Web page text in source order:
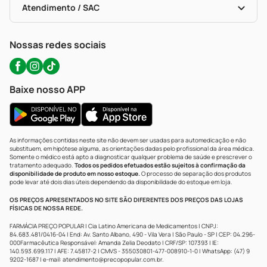
Políticas De Marketplace
Portal Da Privacidade
Atendimento / SAC
WhatsApp (47) 9202-1687
Nossas redes sociais
Baixe nosso APP
As informações contidas neste site não devem ser usadas para automedicação e não
substituem, em hipótese alguma, as orientações dadas pelo profissional da área médica.
Somente o médico está apto a diagnosticar qualquer problema de saúde e prescrever o
tratamento adequado. Todos os pedidos efetuados estão sujeitos à confirmação da
disponibilidade de produto em nosso estoque.O processo de separação dos produtos
pode levar até dois dias úteis dependendo da disponibilidade do estoque em loja.
OS PREÇOS APRESENTADOS NO SITE SÃO DIFERENTES DOS PREÇOS DAS LOJAS
FÍSICAS DE NOSSA REDE.
FARMÁCIA PREÇO POPULAR | Cia Latino Americana de Medicamentos | CNPJ:
84.683.481/0416-04 | End: Av. Santo Albano, 490 - Vila Vera | São Paulo - SP | CEP: 04.296-
000Farmacêutica Responsável: Amanda Zelia Deodato | CRF/SP: 107393 | IE:
140.593.699.117 | AFE: 7.45817-2 | CMVS - 355030801-477-008910-1-0 | WhatsApp: (47) 9
9202-1687 | e-mail: atendimento@precopopular.com.br.